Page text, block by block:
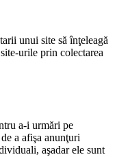
unui site să înţeleagă
urile prin colectarea
a-i urmări pe
a afişa anunţuri
aşadar ele sunt